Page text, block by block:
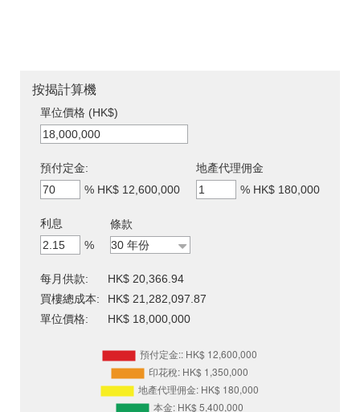
按揭計算機
單位價格 (HK$)
預付定金:
% HK$ 12,600,000
地產代理佣金
% HK$ 180,000
利息
%
條款
每月供款:
HK$ 20,366.94
買樓總成本:
HK$ 21,282,097.87
單位價格:
HK$ 18,000,000